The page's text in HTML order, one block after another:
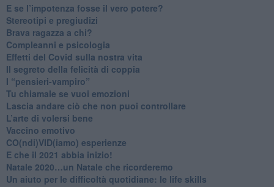
​E se l’impotenza fosse il vero potere?
Stereotipi e pregiudizi
​Brava ragazza a chi?
​Compleanni e psicologia
Effetti del Covid sulla nostra vita
Il segreto della felicità di coppia
​I “pensieri-vampiro”
​Tu chiamale se vuoi emozioni
​Lascia andare ciò che non puoi controllare
L’arte di volersi bene
​Vaccino emotivo
CO(ndi)VID(iamo) esperienze
​E che il 2021 abbia inizio!
​Natale 2020…un Natale che ricorderemo
Un aiuto per le difficoltà quotidiane: le life skills